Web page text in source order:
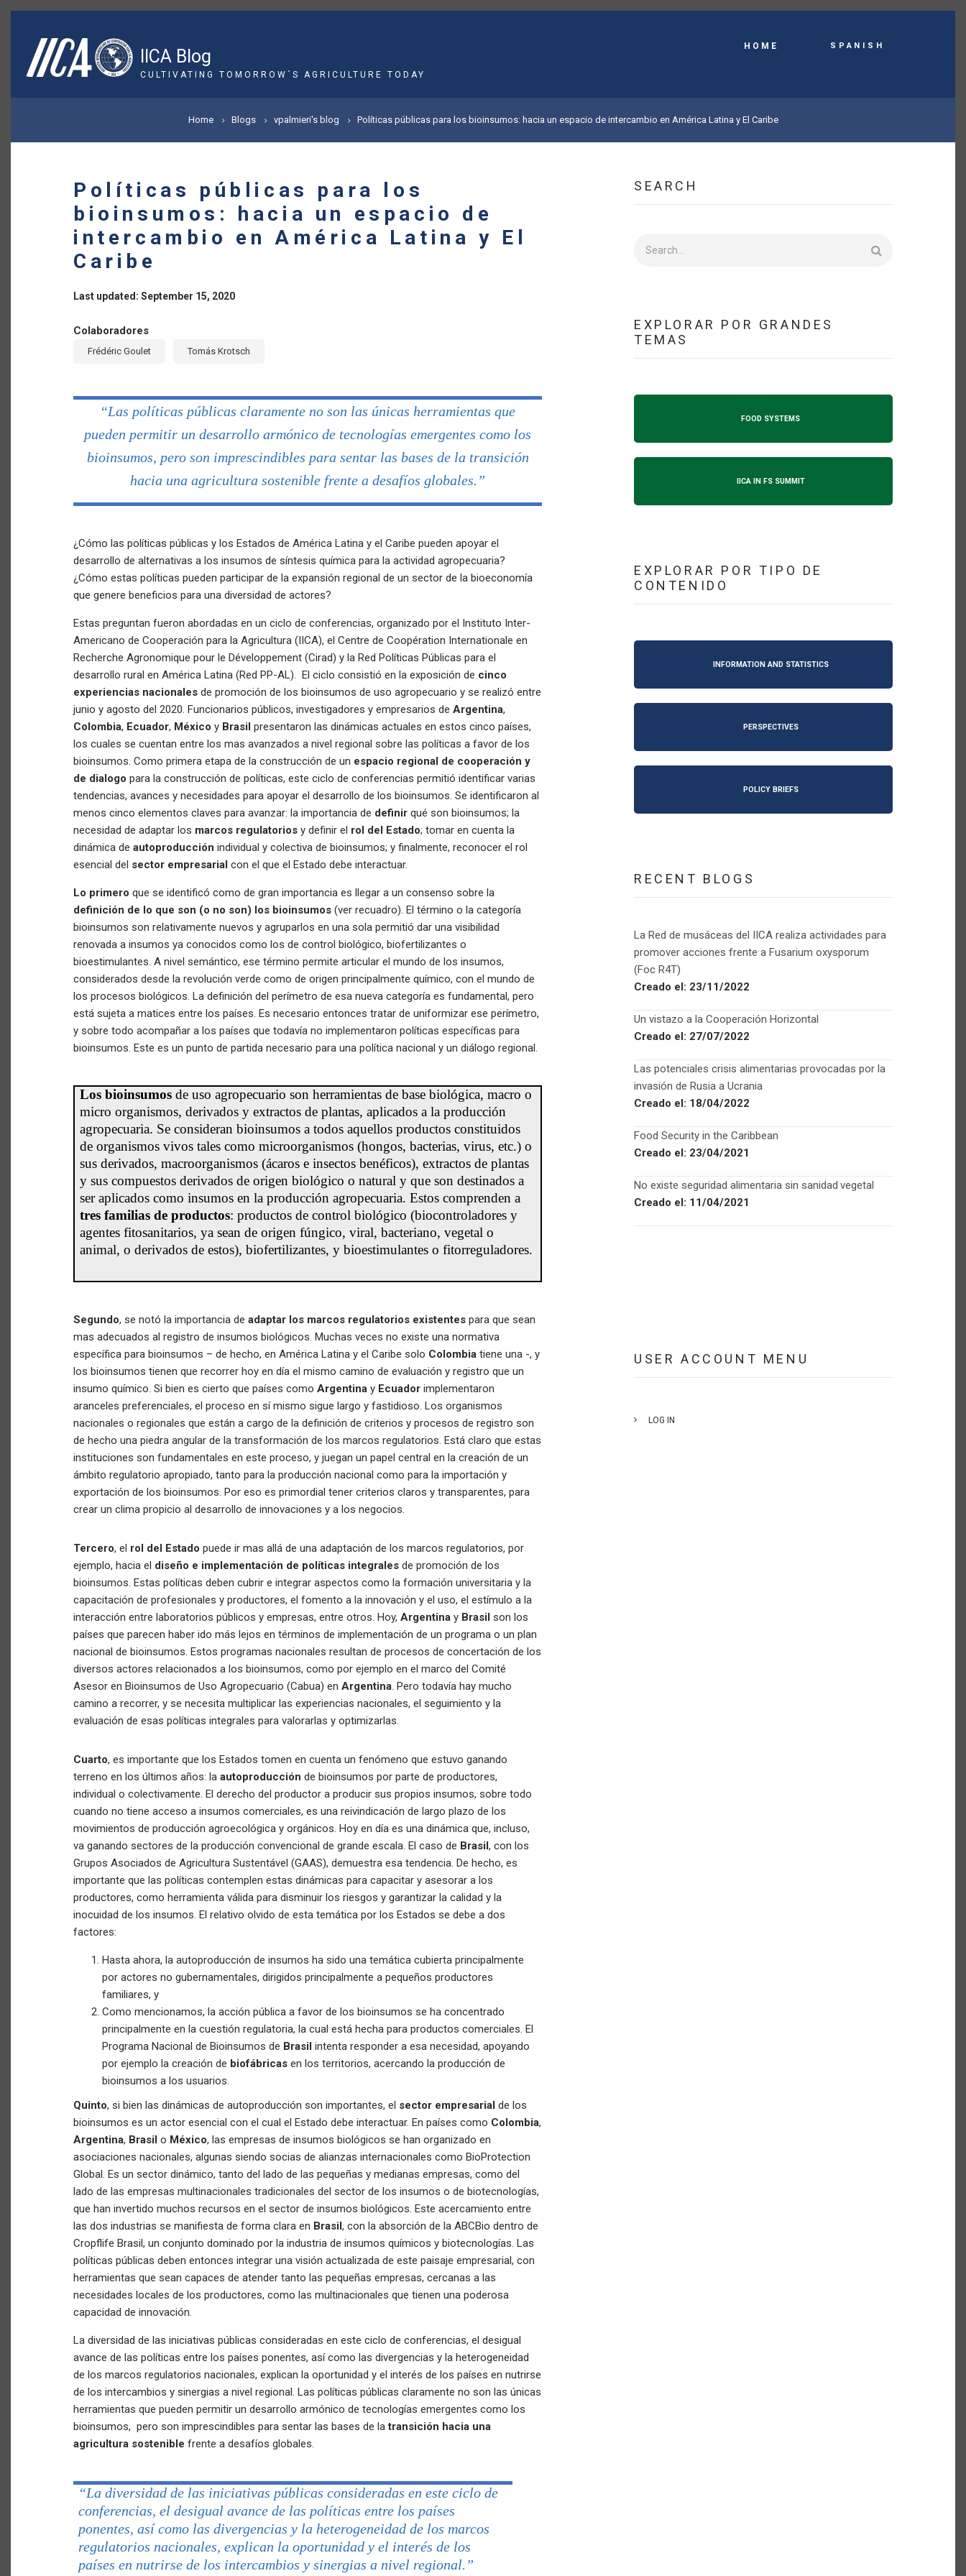
Skip
content
IICA Blog
CULTIVATING TOMORROW´S AGRICULTURE TODAY
HOME Spanish
BREADCRUMB
Home Blogs vpalmieri's blog Políticas públicas para los bioinsumos: hacia un espacio de intercambio en América Latina y El Caribe
Políticas públicas para los
bioinsumos: hacia un espacio de
intercambio en América Latina y El
Caribe
Last updated: September 15, 2020
Colaboradores
Frédéric Goulet Tomás Krotsch
“Las políticas públicas claramente no son las únicas herramientas que
pueden permitir un desarrollo armónico de tecnologías emergentes como los
bioinsumos, pero son imprescindibles para sentar las bases de la transición
hacia una agricultura sostenible frente a desafíos globales.”
¿Cómo las políticas públicas y los Estados de América Latina y el Caribe pueden apoyar el
desarrollo de alternativas a los insumos de síntesis química para la actividad agropecuaria?
¿Cómo estas políticas pueden participar de la expansión regional de un sector de la bioeconomía
que genere beneficios para una diversidad de actores?
Estas preguntan fueron abordadas en un ciclo de conferencias, organizado por el Instituto Inter-
Americano de Cooperación para la Agricultura (IICA), el Centre de Coopération Internationale en
Recherche Agronomique pour le Développement (Cirad) y la Red Políticas Públicas para el
desarrollo rural en América Latina (Red PP-AL). El ciclo consistió en la exposición de cinco
experiencias nacionales de promoción de los bioinsumos de uso agropecuario y se realizó entre
junio y agosto del 2020. Funcionarios públicos, investigadores y empresarios de Argentina,
Colombia, Ecuador, México y Brasil presentaron las dinámicas actuales en estos cinco países,
los cuales se cuentan entre los mas avanzados a nivel regional sobre las políticas a favor de los
bioinsumos. Como primera etapa de la construcción de un espacio regional de cooperación y
de dialogo para la construcción de políticas, este ciclo de conferencias permitió identificar varias
tendencias, avances y necesidades para apoyar el desarrollo de los bioinsumos. Se identificaron al
menos cinco elementos claves para avanzar: la importancia de definir qué son bioinsumos; la
necesidad de adaptar los marcos regulatorios y definir el rol del Estado; tomar en cuenta la
dinámica de autoproducción individual y colectiva de bioinsumos; y finalmente, reconocer el rol
esencial del sector empresarial con el que el Estado debe interactuar.
Lo primero que se identificó como de gran importancia es llegar a un consenso sobre la
definición de lo que son (o no son) los bioinsumos (ver recuadro). El término o la categoría
bioinsumos son relativamente nuevos y agruparlos en una sola permitió dar una visibilidad
renovada a insumos ya conocidos como los de control biológico, biofertilizantes o
bioestimulantes. A nivel semántico, ese término permite articular el mundo de los insumos,
considerados desde la revolución verde como de origen principalmente químico, con el mundo de
los procesos biológicos. La definición del perímetro de esa nueva categoría es fundamental, pero
está sujeta a matices entre los países. Es necesario entonces tratar de uniformizar ese perímetro,
y sobre todo acompañar a los países que todavía no implementaron políticas específicas para
bioinsumos. Este es un punto de partida necesario para una política nacional y un diálogo regional.
Los bioinsumos de uso agropecuario son herramientas de base biológica, macro o
micro organismos, derivados y extractos de plantas, aplicados a la producción
agropecuaria. Se consideran bioinsumos a todos aquellos productos constituidos
de organismos vivos tales como microorganismos (hongos, bacterias, virus, etc.) o
sus derivados, macroorganismos (ácaros e insectos benéficos), extractos de plantas
y sus compuestos derivados de origen biológico o natural y que son destinados a
ser aplicados como insumos en la producción agropecuaria. Estos comprenden a
tres familias de productos: productos de control biológico (biocontroladores y
agentes fitosanitarios, ya sean de origen fúngico, viral, bacteriano, vegetal o
animal, o derivados de estos), biofertilizantes, y bioestimulantes o fitorreguladores.
Segundo, se notó la importancia de adaptar los marcos regulatorios existentes para que sean
mas adecuados al registro de insumos biológicos. Muchas veces no existe una normativa
específica para bioinsumos – de hecho, en América Latina y el Caribe solo Colombia tiene una -, y
los bioinsumos tienen que recorrer hoy en día el mismo camino de evaluación y registro que un
insumo químico. Si bien es cierto que países como Argentina y Ecuador implementaron
aranceles preferenciales, el proceso en sí mismo sigue largo y fastidioso. Los organismos
nacionales o regionales que están a cargo de la definición de criterios y procesos de registro son
de hecho una piedra angular de la transformación de los marcos regulatorios. Está claro que estas
instituciones son fundamentales en este proceso, y juegan un papel central en la creación de un
ámbito regulatorio apropiado, tanto para la producción nacional como para la importación y
exportación de los bioinsumos. Por eso es primordial tener criterios claros y transparentes, para
crear un clima propicio al desarrollo de innovaciones y a los negocios.
Tercero, el rol del Estado puede ir mas allá de una adaptación de los marcos regulatorios, por
ejemplo, hacia el diseño e implementación de políticas integrales de promoción de los
bioinsumos. Estas políticas deben cubrir e integrar aspectos como la formación universitaria y la
capacitación de profesionales y productores, el fomento a la innovación y el uso, el estímulo a la
interacción entre laboratorios públicos y empresas, entre otros. Hoy, Argentina y Brasil son los
países que parecen haber ido más lejos en términos de implementación de un programa o un plan
nacional de bioinsumos. Estos programas nacionales resultan de procesos de concertación de los
diversos actores relacionados a los bioinsumos, como por ejemplo en el marco del Comité
Asesor en Bioinsumos de Uso Agropecuario (Cabua) en Argentina. Pero todavía hay mucho
camino a recorrer, y se necesita multiplicar las experiencias nacionales, el seguimiento y la
evaluación de esas políticas integrales para valorarlas y optimizarlas.
Cuarto, es importante que los Estados tomen en cuenta un fenómeno que estuvo ganando
terreno en los últimos años: la autoproducción de bioinsumos por parte de productores,
individual o colectivamente. El derecho del productor a producir sus propios insumos, sobre todo
cuando no tiene acceso a insumos comerciales, es una reivindicación de largo plazo de los
movimientos de producción agroecológica y orgánicos. Hoy en día es una dinámica que, incluso,
va ganando sectores de la producción convencional de grande escala. El caso de Brasil, con los
Grupos Asociados de Agricultura Sustentável (GAAS), demuestra esa tendencia. De hecho, es
importante que las políticas contemplen estas dinámicas para capacitar y asesorar a los
productores, como herramienta válida para disminuir los riesgos y garantizar la calidad y la
inocuidad de los insumos. El relativo olvido de esta temática por los Estados se debe a dos
factores:
Hasta ahora, la autoproducción de insumos ha sido una temática cubierta principalmente
por actores no gubernamentales, dirigidos principalmente a pequeños productores
familiares, y
Como mencionamos, la acción pública a favor de los bioinsumos se ha concentrado
principalmente en la cuestión regulatoria, la cual está hecha para productos comerciales. El
Programa Nacional de Bioinsumos de Brasil intenta responder a esa necesidad, apoyando
por ejemplo la creación de biofábricas en los territorios, acercando la producción de
bioinsumos a los usuarios.
Quinto, si bien las dinámicas de autoproducción son importantes, el sector empresarial de los
bioinsumos es un actor esencial con el cual el Estado debe interactuar. En países como Colombia,
Argentina, Brasil o México, las empresas de insumos biológicos se han organizado en
asociaciones nacionales, algunas siendo socias de alianzas internacionales como BioProtection
Global. Es un sector dinámico, tanto del lado de las pequeñas y medianas empresas, como del
lado de las empresas multinacionales tradicionales del sector de los insumos o de biotecnologías,
que han invertido muchos recursos en el sector de insumos biológicos. Este acercamiento entre
las dos industrias se manifiesta de forma clara en Brasil, con la absorción de la ABCBio dentro de
Cropflife Brasil, un conjunto dominado por la industria de insumos químicos y biotecnologías. Las
políticas públicas deben entonces integrar una visión actualizada de este paisaje empresarial, con
herramientas que sean capaces de atender tanto las pequeñas empresas, cercanas a las
necesidades locales de los productores, como las multinacionales que tienen una poderosa
capacidad de innovación.
La diversidad de las iniciativas públicas consideradas en este ciclo de conferencias, el desigual
avance de las políticas entre los países ponentes, así como las divergencias y la heterogeneidad
de los marcos regulatorios nacionales, explican la oportunidad y el interés de los países en nutrirse
de los intercambios y sinergias a nivel regional. Las políticas públicas claramente no son las únicas
herramientas que pueden permitir un desarrollo armónico de tecnologías emergentes como los
bioinsumos, pero son imprescindibles para sentar las bases de latransición hacia una
agricultura sostenible frente a desafíos globales.
“La diversidad de las iniciativas públicas consideradas en este ciclo de
conferencias, el desigual avance de las políticas entre los países
ponentes, así como las divergencias y la heterogeneidad de los marcos
regulatorios nacionales, explican la oportunidad y el interés de los
países en nutrirse de los intercambios y sinergias a nivel regional. ”
SEARCH
EXPLORAR POR GRANDES
TEMAS
FOOD SYSTEMS
IICA IN FS SUMMIT
EXPLORAR POR TIPO DE
CONTENIDO
INFORMATION AND STATISTICS
PERSPECTIVES
POLICY BRIEFS
RECENT BLOGS
La Red de musáceas del IICA realiza actividades para
promover acciones frente a Fusarium oxysporum
(Foc R4T)
Creado el: 23/11/2022
Un vistazo a la Cooperación Horizontal
Creado el: 27/07/2022
Las potenciales crisis alimentarias provocadas por la
invasión de Rusia a Ucrania
Creado el: 18/04/2022
Food Security in the Caribbean
Creado el: 23/04/2021
No existe seguridad alimentaria sin sanidad vegetal
Creado el: 11/04/2021
USER ACCOUNT MENU
LOG IN